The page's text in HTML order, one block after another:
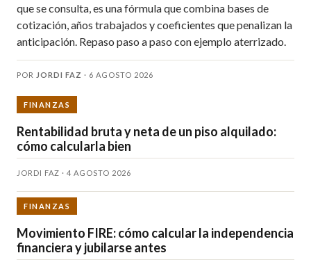
que se consulta, es una fórmula que combina bases de
cotización, años trabajados y coeficientes que penalizan la
anticipación. Repaso paso a paso con ejemplo aterrizado.
POR JORDI FAZ · 6 AGOSTO 2026
FINANZAS
Rentabilidad bruta y neta de un piso alquilado:
cómo calcularla bien
JORDI FAZ · 4 AGOSTO 2026
FINANZAS
Movimiento FIRE: cómo calcular la independencia
financiera y jubilarse antes